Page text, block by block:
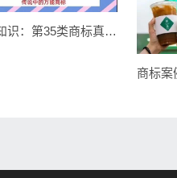
商标知识：第35类商标真的需要注册吗？